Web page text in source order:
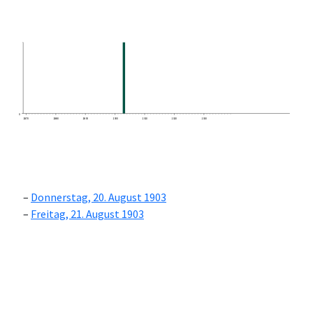
0
1870
1880 1890 1900 1910 1920 1930
Donnerstag, 20. August 1903
Freitag, 21. August 1903